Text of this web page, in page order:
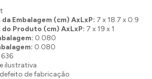
Embalagem (cm) AxLxP: 7 x 18.7 x 0.9
Produto (cm) AxLxP: 7 x 19 x 1
0.080
0.080
ilustrativa
de fabricação